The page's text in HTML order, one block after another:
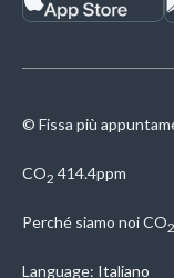
© Fissa più
CO2 414.4ppm
Perché siamo noiCO2
Language: Italiano